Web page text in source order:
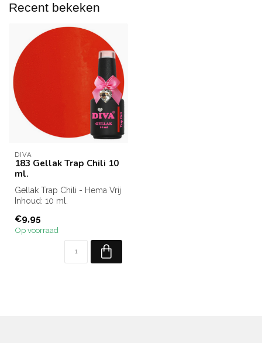
Recent bekeken
DIVA
183 Gellak Trap Chili 10
ml.
Gellak Trap Chili - Hema Vrij
Inhoud: 10 ml.
€9,95
Op voorraad